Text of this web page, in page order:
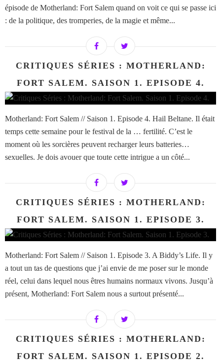
épisode de Motherland: Fort Salem quand on voit ce qui se passe ici
: de la politique, des tromperies, de la magie et même...
CRITIQUES SÉRIES : MOTHERLAND:
FORT SALEM. SAISON 1. EPISODE 4.
Motherland: Fort Salem // Saison 1. Episode 4. Hail Beltane. Il était
temps cette semaine pour le festival de la … fertilité. C’est le
moment où les sorcières peuvent recharger leurs batteries…
sexuelles. Je dois avouer que toute cette intrigue a un côté...
CRITIQUES SÉRIES : MOTHERLAND:
FORT SALEM. SAISON 1. EPISODE 3.
Motherland: Fort Salem // Saison 1. Episode 3. A Biddy’s Life. Il y
a tout un tas de questions que j’ai envie de me poser sur le monde
réel, celui dans lequel nous êtres humains normaux vivons. Jusqu’à
présent, Motherland: Fort Salem nous a surtout présenté...
CRITIQUES SÉRIES : MOTHERLAND:
FORT SALEM. SAISON 1. EPISODE 2.